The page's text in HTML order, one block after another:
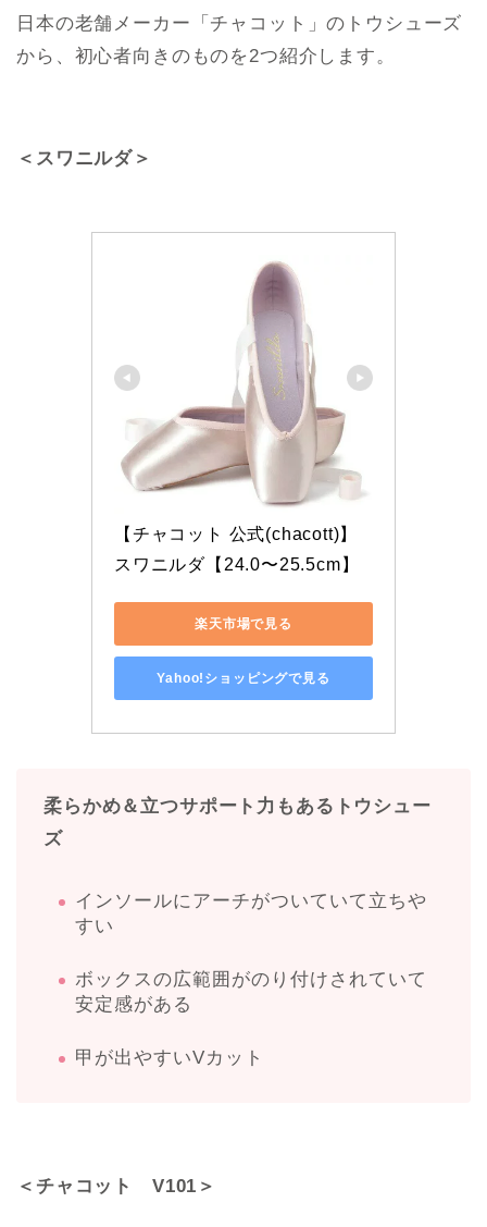
日本の老舗メーカー「チャコット」のトウシューズ
から、初心者向きのものを2つ紹介します。
＜スワニルダ＞
【チャコット 公式(chacott)】
スワニルダ【24.0〜25.5cm】
楽天市場で見る
Yahoo!ショッピングで見る
柔らかめ＆立つサポート力もあるトウシュー
ズ
インソールにアーチがついていて立ちや
すい
ボックスの広範囲がのり付けされていて
安定感がある
甲が出やすいVカット
＜チャコット V101＞